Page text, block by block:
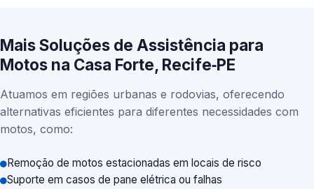
Mais Soluções de Assistência para
Motos na Casa Forte, Recife‑PE
Atuamos em regiões urbanas e rodovias, oferecendo
alternativas eficientes para diferentes necessidades com
motos, como:
Remoção de motos estacionadas em locais de risco
Suporte em casos de pane elétrica ou falhas